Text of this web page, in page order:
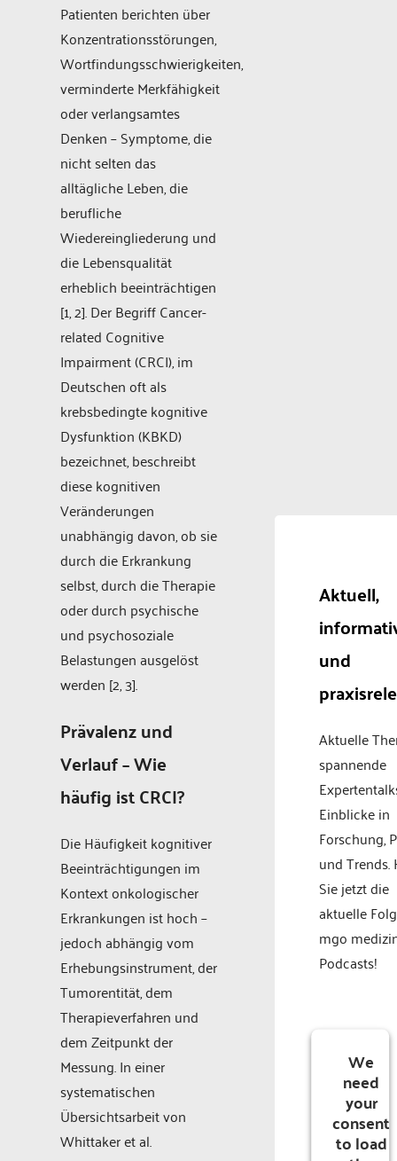
Patienten berichten über
Konzentrationsstörungen,
Wortfindungsschwierigkeiten,
verminderte Merkfähigkeit
oder verlangsamtes
Denken – Symptome, die
nicht selten das
alltägliche Leben, die
berufliche
Wiedereingliederung und
die Lebensqualität
erheblich beeinträchtigen
[1, 2]. Der Begriff Cancer-
related Cognitive
Impairment (CRCI), im
Deutschen oft als
krebsbedingte kognitive
Dysfunktion (KBKD)
bezeichnet, beschreibt
diese kognitiven
Veränderungen
unabhängig davon, ob sie
durch die Erkrankung
selbst, durch die Therapie
oder durch psychische
und psychosoziale
Belastungen ausgelöst
werden [2, 3].
Prävalenz und
Verlauf – Wie
häufig ist CRCI?
Die Häufigkeit kognitiver
Beeinträchtigungen im
Kontext onkologischer
Erkrankungen ist hoch –
jedoch abhängig vom
Erhebungsinstrument, der
Tumorentität, dem
Therapieverfahren und
dem Zeitpunkt der
Messung. In einer
systematischen
Übersichtsarbeit von
Whittaker et al.
Aktuell,
und
Aktuelle
spannende
Einblicke in
Forschung,
und Trends.
Sie jetzt die
aktuelle
mgo
Podcasts!
We
need
your
consent
to load